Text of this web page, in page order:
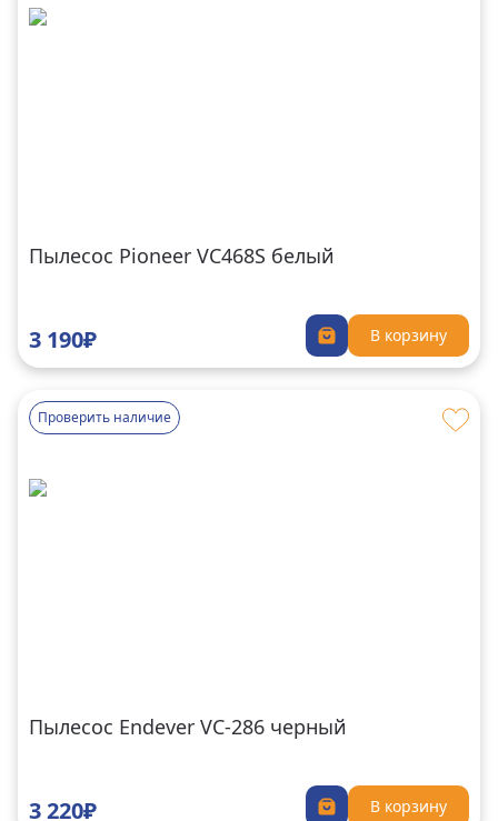
Пылесос Pioneer VC468S белый
3 190₽ В корзину
Проверить наличие
Пылесос Endever VC-286 черный
3 220₽ В корзину